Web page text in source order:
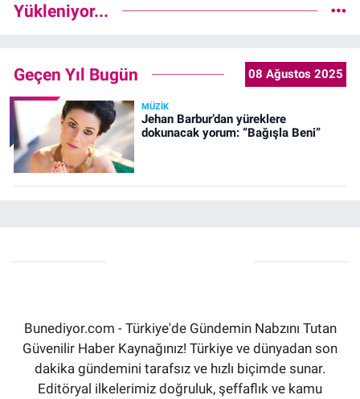
Yükleniyor...
Geçen Yıl Bugün 08 Ağustos 2025
MÜZIK
Jehan Barbur’dan yüreklere
dokunacak yorum: “Bağışla Beni”
Bunediyor.com - Türkiye'de Gündemin Nabzını Tutan
Güvenilir Haber Kaynağınız! Türkiye ve dünyadan son
dakika gündemini tarafsız ve hızlı biçimde sunar.
Editöryal ilkelerimiz doğruluk, şeffaflık ve kamu